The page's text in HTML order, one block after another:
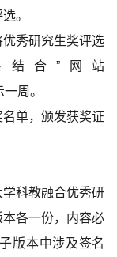
。
优秀研究生奖评选
结合”网站
周。
名单，颁发获奖证
科教融合优秀研
各一份，内容必
版本中涉及签名